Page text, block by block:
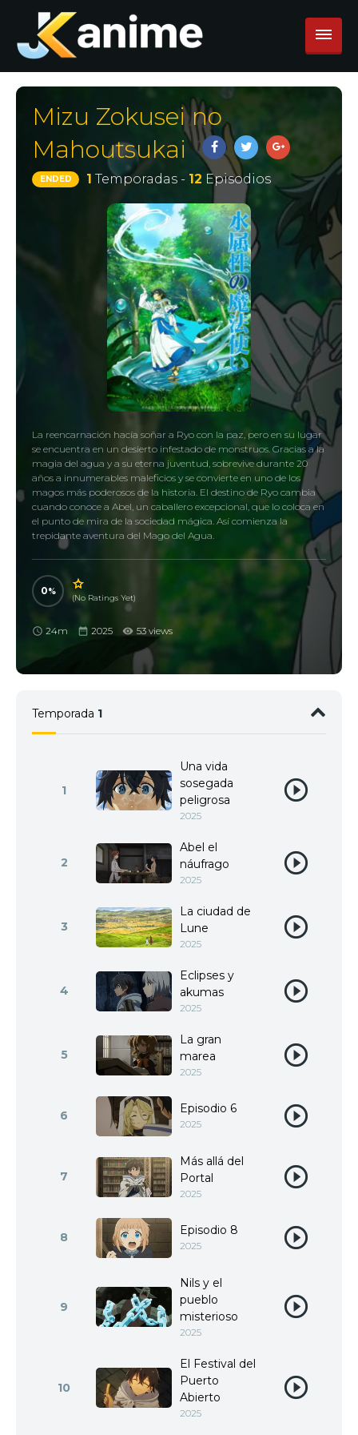
Mizu Zokusei no
Mahoutsukai
ENDED 1 Temporadas - 12 Episodios
La reencarnación hacía soñar a Ryo con la paz, pero en su lugar
se encuentra en un desierto infestado de monstruos. Gracias a la
magia del agua y a su eterna juventud, sobrevive durante 20
años a innumerables maleficios y se convierte en uno de los
magos más poderosos de la historia. El destino de Ryo cambia
cuando conoce a Abel, un caballero excepcional, que lo coloca en
el punto de mira de la sociedad mágica. Así comienza la
trepidante aventura del Mago del Agua.
0
(No Ratings Yet)
24m 2025 53 views
Temporada 1
1
Una vida
sosegada
peligrosa
2025
2
Abel el
náufrago
2025
3
La ciudad de
Lune
2025
4
Eclipses y
akumas
2025
5
La gran
marea
2025
6 Episodio 6
2025
7
Más allá del
Portal
2025
8 Episodio 8
2025
9
Nils y el
pueblo
misterioso
2025
10
El Festival del
Puerto
Abierto
2025